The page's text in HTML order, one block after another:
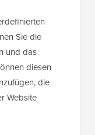
Sie die
und das
diesen
die
Website